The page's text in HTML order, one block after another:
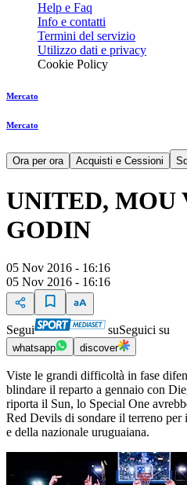
Help e Faq
Info e contatti
Termini del servizio
Utilizzo dati e privacy
Cookie Policy
Mercato
Mercato
Ora per ora Acquisti e Cessioni
UNITED, MOU
GODIN
05 Nov 2016 - 16:16
05 Nov 2016 - 16:16
Segui suSeguici su
whatsapp discover
Viste le grandi difficoltà in fase
blindare il reparto a gennaio con
riporta il Sun, lo Special One
Red Devils di sondare il terreno
e della nazionale uruguaiana.